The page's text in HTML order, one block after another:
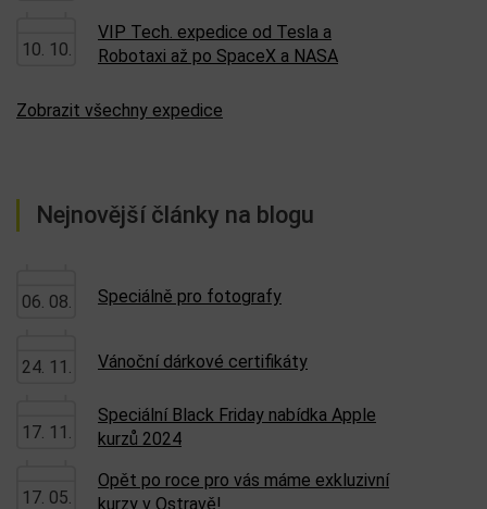
10. 10.
VIP Tech. expedice od Tesla a
Robotaxi až po SpaceX a NASA
Zobrazit všechny expedice
Nejnovější články na blogu
06. 08. Speciálně pro fotografy
24. 11. Vánoční dárkové certifikáty
17. 11.
Speciální Black Friday nabídka Apple
kurzů 2024
17. 05.
Opět po roce pro vás máme exkluzivní
kurzy v Ostravě!